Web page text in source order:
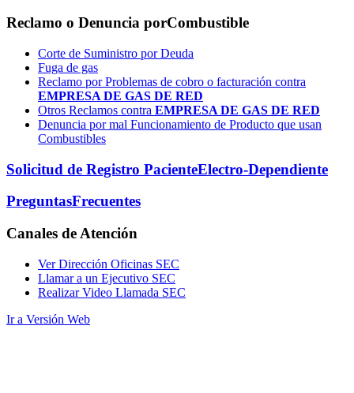
Reclamo o Denuncia porCombustible
Corte de Suministro por Deuda
Fuga de gas
Reclamo por Problemas de cobro o facturación contra
EMPRESA DE GAS DE RED
Otros Reclamos contra EMPRESA DE GAS DE RED
Denuncia por mal Funcionamiento de Producto que usan
Combustibles
Solicitud de Registro PacienteElectro-Dependiente
PreguntasFrecuentes
Canales de Atención
Ver Dirección Oficinas SEC
Llamar a un Ejecutivo SEC
Realizar Video Llamada SEC
Ir a Versión Web